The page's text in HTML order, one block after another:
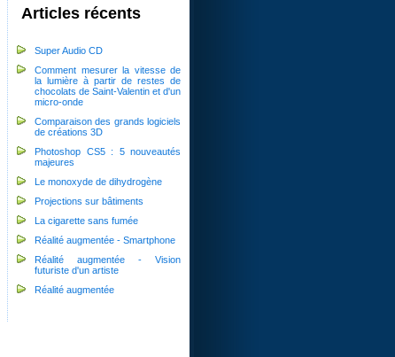
Articles récents
Super Audio CD
Comment mesurer la vitesse de
la lumière à partir de restes de
chocolats de Saint-Valentin et d'un
micro-onde
Comparaison des grands logiciels
de créations 3D
Photoshop CS5 : 5 nouveautés
majeures
Le monoxyde de dihydrogène
Projections sur bâtiments
La cigarette sans fumée
Réalité augmentée - Smartphone
Réalité augmentée - Vision
futuriste d'un artiste
Réalité augmentée